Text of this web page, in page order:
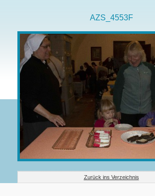
AZS_4553F
Zurück ins Verzeichnis